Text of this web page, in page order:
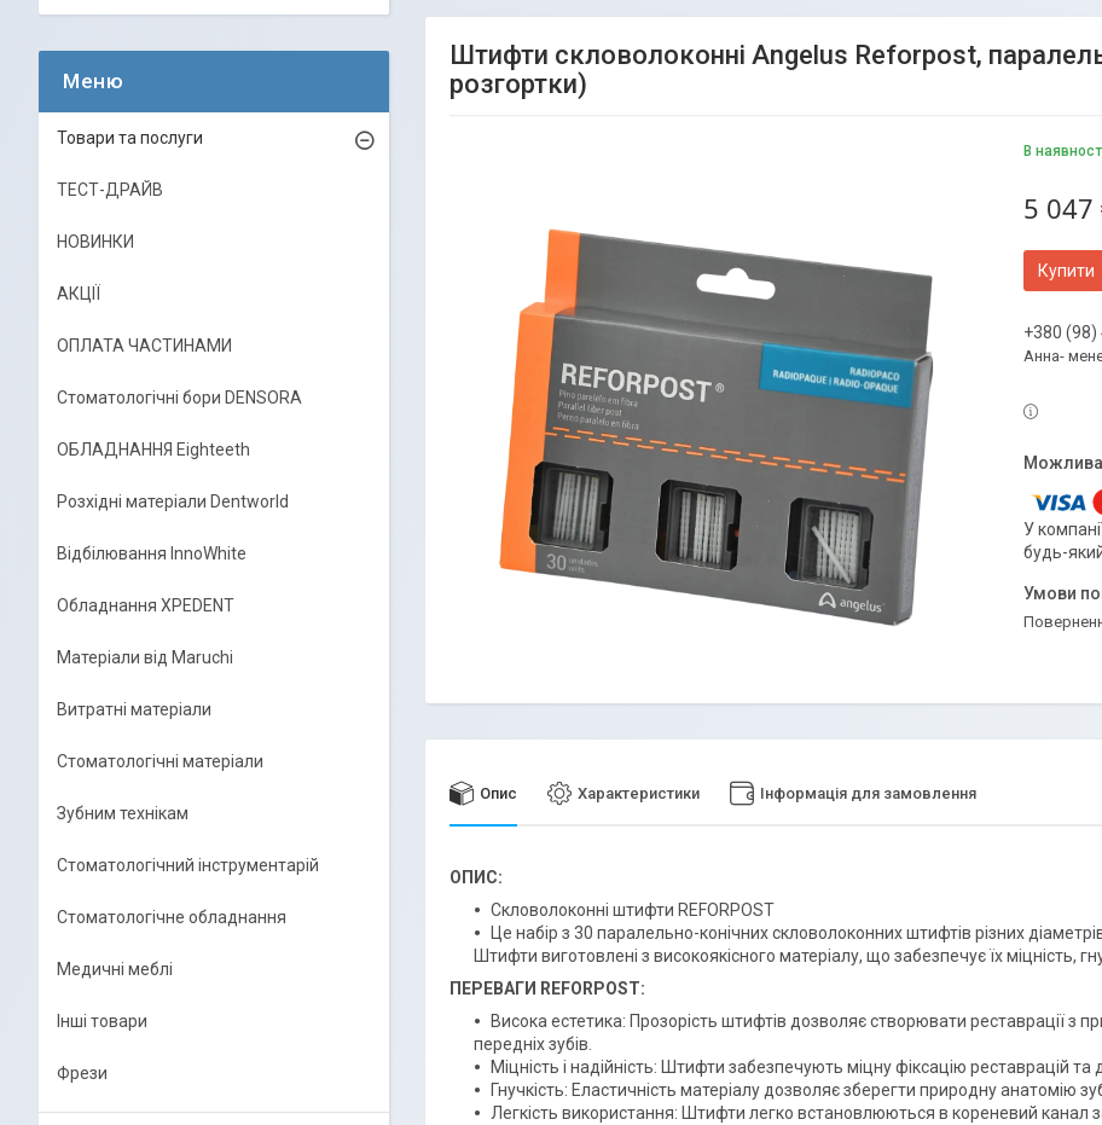
Штифти скловолоконні Angelus Reforpost,
розгортки)
В
5 047
Купити
+380
Анна-
У
будь-
Опис Характеристики Інформація для замовлення
ОПИС:
Скловолоконні штифти REFORPOST
Це набір з 30 паралельно-конічних скловолоконних штифтів різних
Штифти виготовлені з високоякісного матеріалу, що забезпечує їх міцність,
ПЕРЕВАГИ REFORPOST:
Висока естетика: Прозорість штифтів дозволяє створювати реставрації
передніх зубів.
Міцність і надійність: Штифти забезпечують міцну фіксацію реставрацій та
Гнучкість: Еластичність матеріалу дозволяє зберегти природну анатомію
Легкість використання: Штифти легко встановлюються в кореневий канал
Товари та послуги
ТЕСТ-ДРАЙВ
НОВИНКИ
АКЦІЇ
ОПЛАТА ЧАСТИНАМИ
Стоматологічні бори DENSORA
ОБЛАДНАННЯ Eighteeth
Розхідні матеріали Dentworld
Відбілювання InnoWhite
Обладнання XPEDENT
Матеріали від Maruchi
Витратні матеріали
Стоматологічні матеріали
Зубним технікам
Стоматологічний інструментарій
Стоматологічне обладнання
Медичні меблі
Інші товари
Фрези